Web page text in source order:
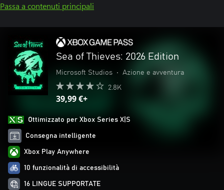
Passa a contenuti principali
Sea of Thieves: 2026 Edition
Microsoft Studios • Azione e avventura
2.8K
39,99 €+
Ottimizzato per Xbox Series X|S
Consegna intelligente
Xbox Play Anywhere
10 funzionalità di accessibilità
16 LINGUE SUPPORTATE